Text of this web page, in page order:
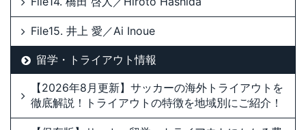
File15. 井上 愛／Ai Inoue
留学・トライアウト情報
【2026年8月更新】サッカーの海外トライアウトを
徹底解説！トライアウトの特徴を地域別にご紹介！